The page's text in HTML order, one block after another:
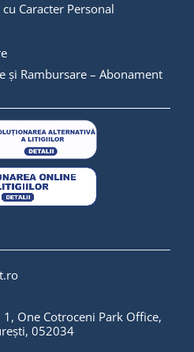
Caracter Personal
și Rambursare – Abonament
One Cotroceni Park Office,
052034